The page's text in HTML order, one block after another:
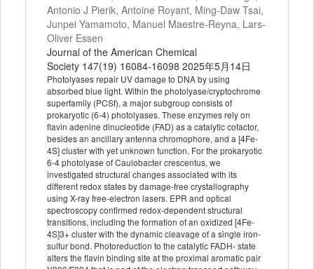
Antonio J Pierik, Antoine Royant, Ming-Daw Tsai,
Junpei Yamamoto, Manuel Maestre-Reyna, Lars-
Oliver Essen
Journal of the American Chemical
Society 147(19) 16084-16098 2025年5月14日
Photolyases repair UV damage to DNA by using
absorbed blue light. Within the photolyase/cryptochrome
superfamily (PCSf), a major subgroup consists of
prokaryotic (6-4) photolyases. These enzymes rely on
flavin adenine dinucleotide (FAD) as a catalytic cofactor,
besides an ancillary antenna chromophore, and a [4Fe-
4S] cluster with yet unknown function. For the prokaryotic
6-4 photolyase of Caulobacter crescentus, we
investigated structural changes associated with its
different redox states by damage-free crystallography
using X-ray free-electron lasers. EPR and optical
spectroscopy confirmed redox-dependent structural
transitions, including the formation of an oxidized [4Fe-
4S]3+ cluster with the dynamic cleavage of a single iron-
sulfur bond. Photoreduction to the catalytic FADH- state
alters the flavin binding site at the proximal aromatic pair